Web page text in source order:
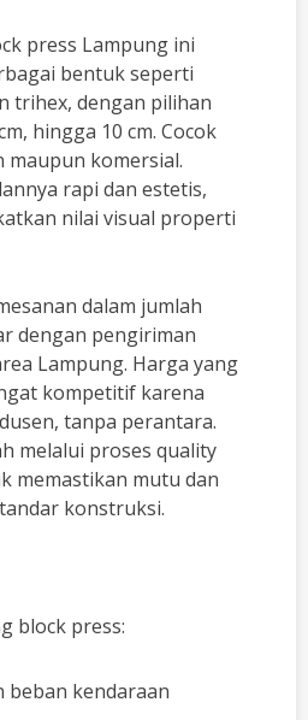
press Lampung ini
bentuk seperti
trihex, dengan pilihan
hingga 10 cm. Cocok
komersial.
rapi dan estetis,
nilai visual properti
dalam jumlah
dengan pengiriman
Lampung. Harga yang
kompetitif karena
tanpa perantara.
melalui proses quality
memastikan mutu dan
konstruksi.
block press:
beban kendaraan